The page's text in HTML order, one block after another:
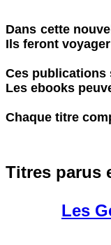
Dans cette
Ils feront
Ces publications
Les ebooks
Chaque titre
Titres parus
Les